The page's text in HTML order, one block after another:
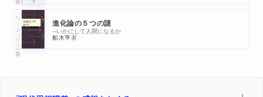
ちくまプリマー新書 進化論の５つの謎
─いかにして人間になるか
船木亨著